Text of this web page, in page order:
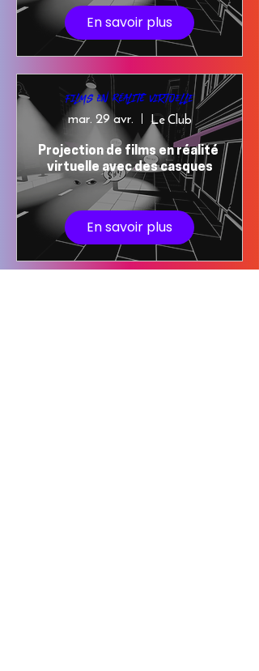
En savoir plus
Films en Réalité Virtuelle
mar. 29 avr. Le Club
Projection de films en réalité
virtuelle avec des casques
En savoir plus